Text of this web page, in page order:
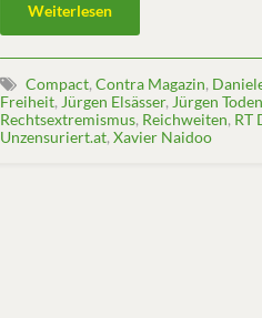
Weiterlesen
Compact, Contra Magazin,
Freiheit, Jürgen Elsässer, Jürgen
Rechtsextremismus, Reichweiten, RT
Unzensuriert.at, Xavier Naidoo